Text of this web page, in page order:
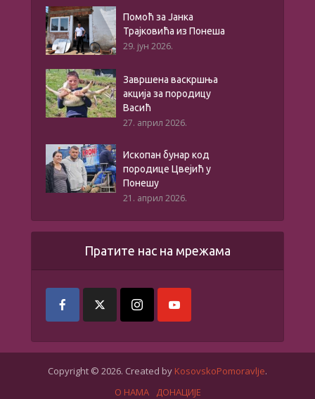
Помоћ за Јанка
Трајковића из Понеша
29. јун 2026.
Завршена васкршња
акција за породицу
Васић
27. април 2026.
Ископан бунар код
породице Цвејић у
Понешу
21. април 2026.
Пратите нас на мрежама
Copyright © 2026. Created by KosovskoPomoravlje.
О НАМА
ДОНАЦИЈЕ